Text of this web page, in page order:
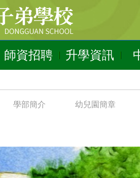
師資招聘 升學資訊
學部簡介 幼兒園簡章